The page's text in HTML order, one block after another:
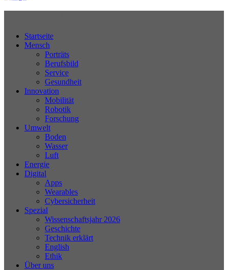
Startseite
Mensch
Porträts
Berufsbild
Service
Gesundheit
Innovation
Mobilität
Robotik
Forschung
Umwelt
Boden
Wasser
Luft
Energie
Digital
Apps
Wearables
Cybersicherheit
Spezial
Wissenschaftsjahr 2026
Geschichte
Technik erklärt
English
Ethik
Über uns